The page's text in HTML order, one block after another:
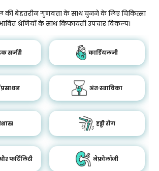
की बेहतरीन गुणवत्ता के साथ चुनने के लिए चिकित्सा
श्रेणियों के साथ किफायती उपचार विकल्प।
सर्जरी कार्डियलजी
अंतःस्त्राविका
हड्डी रोग
फर्टिलिटी नेफ्रोलॉजी